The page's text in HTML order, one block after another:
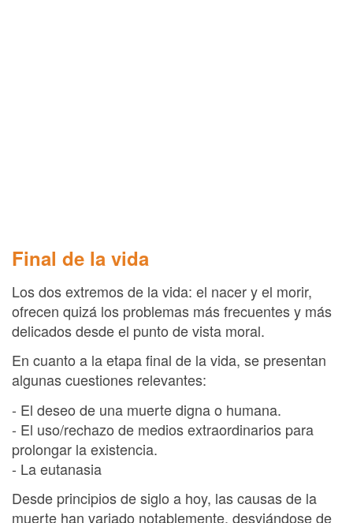
Final de la vida
Los dos extremos de la vida: el nacer y el morir,
ofrecen quizá los problemas más frecuentes y más
delicados desde el punto de vista moral.
En cuanto a la etapa final de la vida, se presentan
algunas cuestiones relevantes:
- El deseo de una muerte digna o humana.
- El uso/rechazo de medios extraordinarios para
prolongar la existencia.
- La eutanasia
Desde principios de siglo a hoy, las causas de la
muerte han variado notablemente, desviándose de